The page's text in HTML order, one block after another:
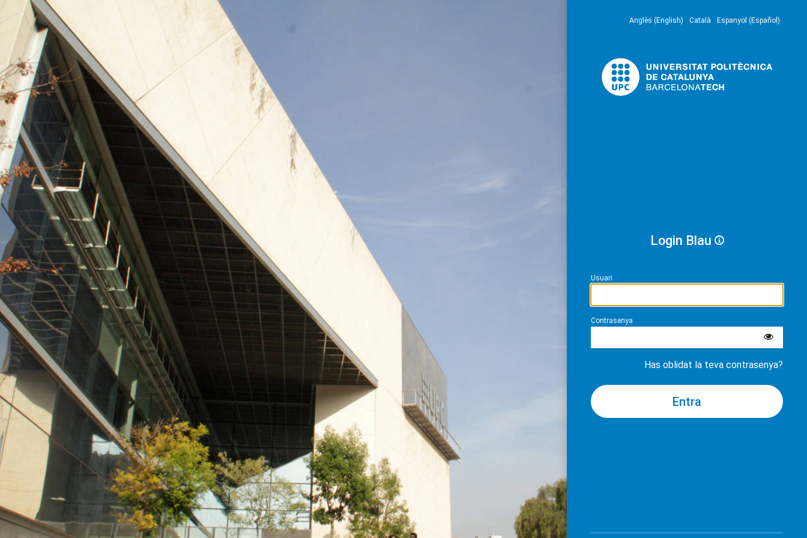
Anglès (English) Català Espanyol (Español)
Login Blau
Usuari
Contrasenya
Has oblidat la teva contrasenya?